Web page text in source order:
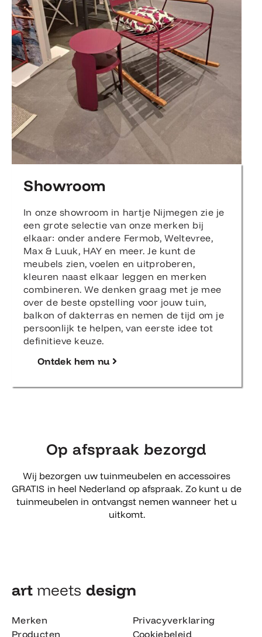
Showroom
In onze showroom in hartje Nijmegen zie je
een grote selectie van onze merken bij
elkaar: onder andere Fermob, Weltevree,
Max & Luuk, HAY en meer. Je kunt de
meubels zien, voelen en uitproberen,
kleuren naast elkaar leggen en merken
combineren. We denken graag met je mee
over de beste opstelling voor jouw tuin,
balkon of dakterras en nemen de tijd om je
persoonlijk te helpen, van eerste idee tot
definitieve keuze.
Ontdek hem nu
Op afspraak bezorgd
Wij bezorgen uw tuinmeubelen en accessoires
GRATIS in heel Nederland op afspraak. Zo kunt u de
tuinmeubelen in ontvangst nemen wanneer het u
uitkomt.
art meets design​
Merken
Producten
Privacyverklaring
Cookiebeleid